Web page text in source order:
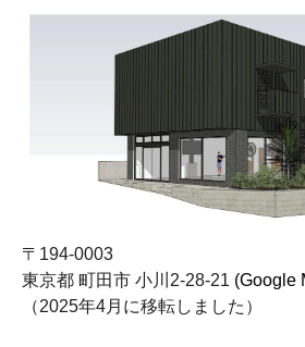
〒194-0003
東京都 町田市 小川2-28-21 (Google
（2025年4月に移転しました）